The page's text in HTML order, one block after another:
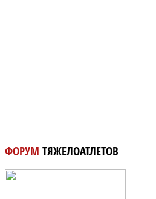
ФОРУМ ТЯЖЕЛОАТЛЕТОВ